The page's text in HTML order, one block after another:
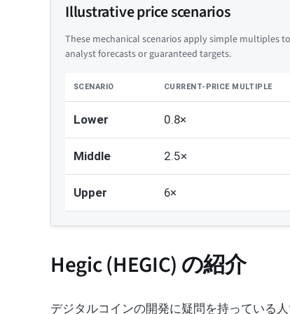
Illustrative price scenarios
These mechanical scenarios apply simple multiples
analyst forecasts or guaranteed targets.
SCENARIO CURRENT-PRICE MULTIPLE
Lower 0.8×
Middle 2.5×
Upper 6×
Hegic (HEGIC) の紹介
デジタルコインの開発に疑問を持っている